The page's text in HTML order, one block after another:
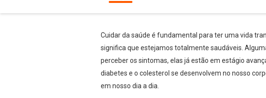
Cuidar da saúde é fundamental para ter uma vida
significa que estejamos totalmente saudáveis.
perceber os sintomas, elas já estão em estágio
diabetes e o colesterol se desenvolvem no nosso
em nosso dia a dia.
Whatsapp